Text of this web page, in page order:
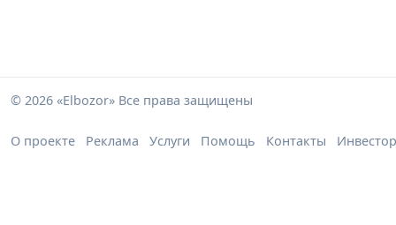
© 2026 «Elbozor» Все права защищены
О проекте Реклама Услуги Помощь Контакты